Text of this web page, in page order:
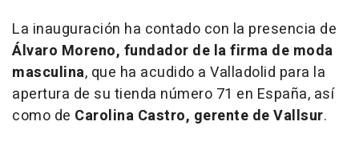
La inauguración ha contado con la presencia de
Álvaro Moreno, fundador de la firma de moda
masculina, que ha acudido a Valladolid para la
apertura de su tienda número 71 en España, así
como de Carolina Castro, gerente de Vallsur.